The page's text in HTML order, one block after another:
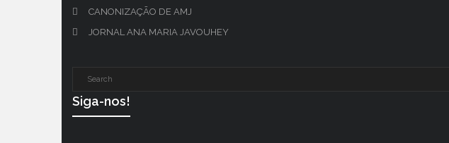
CANONIZAÇÃO DE AMJ
JORNAL ANA MARIA JAVOUHEY
Siga-nos!